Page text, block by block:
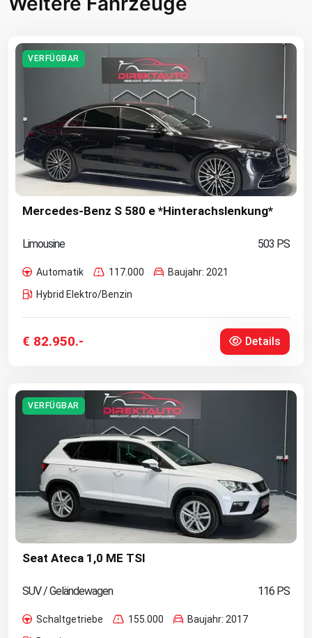
VERFÜGBAR
Mercedes-Benz S 580 e *Hinterachslenkung*
Limousine 503 PS
Automatik 117.000
Baujahr: 2021
Hybrid Elektro/Benzin
€ 82.950.- Details
VERFÜGBAR
Seat Ateca 1,0 ME TSI
SUV / Geländewagen 116 PS
Schaltgetriebe 155.000
Baujahr: 2017